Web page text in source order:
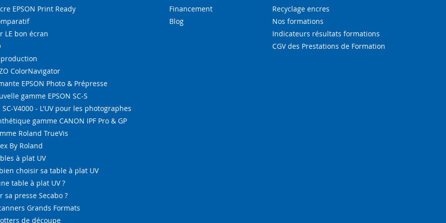
EPSON Print Ready
LE bon écran
production
ColorNavigator
EPSON Photo & Prépresse
gamme EPSON SC-S
SC-V4000 - L'UV pour les photographes
gamme CANON IPF Pro & GP
Roland TrueVis
By Roland
à plat UV
choisir sa table à plat UV
table à plat UV ?
sa presse Secabo ?
Grands Formats
de découpe
Financement
Blog
Recyclage encres
Nos formations
Indicateurs résultats formations
CGV des Prestations de Formation